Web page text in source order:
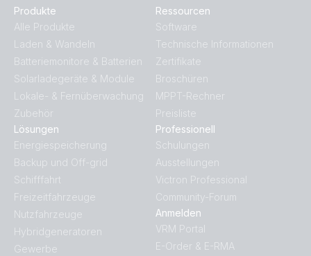
Produkte
Alle Produkte
Laden & Wandeln
Batteriemonitore & Batterien
Solarladegeräte & Module
Lokale- & Fernüberwachung
Zubehör
Lösungen
Energiespeicherung
Backup und Off-grid
Schifffahrt
Freizeitfahrzeuge
Nutzfahrzeuge
Hybridgeneratoren
Gewerbe
Ressourcen
Software
Technische Informationen
Zertifikate
Broschüren
MPPT-Rechner
Preisliste
Professionell
Schulungen
Ausstellungen
Victron Professional
Community-Forum
Anmelden
VRM Portal
E-Order & E-RMA